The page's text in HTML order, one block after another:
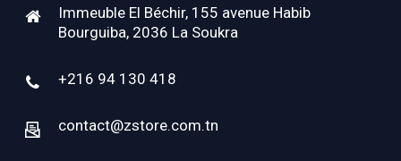
Immeuble El Béchir, 155 avenue Habib
Bourguiba, 2036 La Soukra
+216 94 130 418
contact@zstore.com.tn